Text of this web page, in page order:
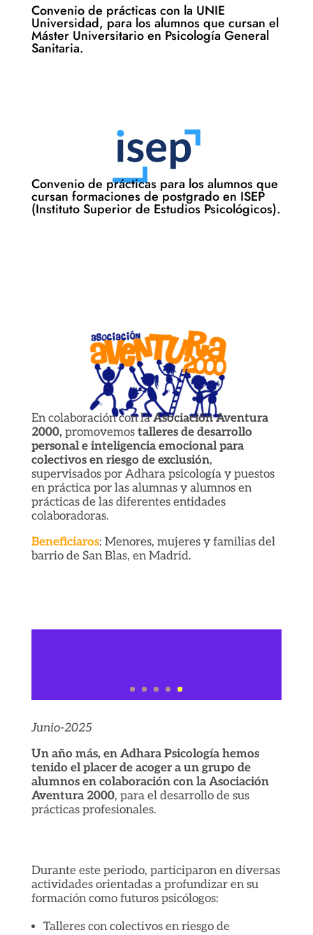
Convenio de prácticas con la UNIE
Universidad, para los alumnos que cursan el
Máster Universitario en Psicología General
Sanitaria.
Convenio de prácticas para los alumnos que
cursan formaciones de postgrado en ISEP
(Instituto Superior de Estudios Psicológicos).
En colaboración con laAsociación Aventura
2000, promovemos talleres de desarrollo
personal e inteligencia emocional para
colectivos en riesgo de exclusión,
supervisados por Adhara psicología y puestos
en práctica por las alumnas y alumnos en
prácticas de las diferentes entidades
colaboradoras.
Beneficiaros: Menores, mujeres y familias del
barrio de San Blas, en Madrid.
Junio-2025
Un año más, en Adhara Psicología hemos
tenido el placer de acoger a un grupo de
alumnos en colaboración con la Asociación
Aventura 2000, para el desarrollo de sus
prácticas profesionales.
Durante este periodo, participaron en diversas
actividades orientadas a profundizar en su
formación como futuros psicólogos:
Talleres con colectivos en riesgo de